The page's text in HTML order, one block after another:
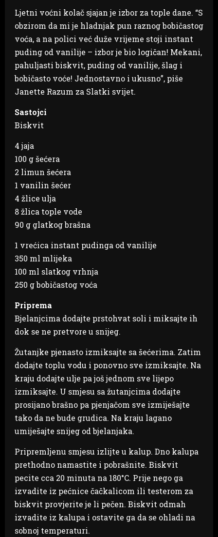
Ljetni voćni kolač sjajan je izbor za tople dane. “S
obzirom da mi je hladnjak pun raznog bobičastog
voća, a na polici već duže vrijeme stoji instant
puding od vanilije – izbor je bio logičan! Mekani,
pahuljasti biskvit, puding od vanilije, šlag i
bobičasto voće! Jednostavno i ukusno”, piše
Janette Razum za Slatki svijet.
Sastojci
Biskvit
4 jaja
100 g šećera
2 limun šećera
1 vanilin šećer
4 žlice ulja
8 žlica tople vode
90 g glatkog brašna
1 vrećica instant pudinga od vanilije
350 ml mlijeka
100 ml slatkog vrhnja
250 g bobičastog voća
Priprema
Bjelanjcima dodajte prstohvat soli i miksajte ih
dok se ne pretvore u snijeg.
Žutanjke pjenasto izmiksajte sa šećerima. Zatim
dodajte toplu vodu i ponovno sve izmiksajte. Na
kraju dodajte ulje pa još jednom sve lijepo
izmiksajte. U smjesu sa žutanjcima dodajte
prosijano brašno pa pjenjačom sve izmiješajte
tako da ne bude grudica. Na kraju lagano
umiješajte snijeg od bjelanjaka.
Pripremljenu smjesu izlijte u kalup. Dno kalupa
prethodno namastite i pobrašnite. Biskvit
pecite cca 20 minuta na 180°C. Prije nego ga
izvadite iz pećnice čačkalicom ili testerom za
biskvit provjerite je li pečen. Biskvit odmah
izvadite iz kalupa i ostavite ga da se ohladi na
sobnoj temperaturi.